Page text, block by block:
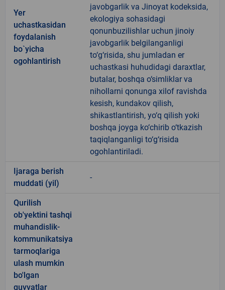
Yer
uchastkasidan
foydalanish
bo`yicha
ogohlantirish
javobgarlik va Jinoyat kodeksida,
ekologiya sohasidagi
qonunbuzilishlar uchun jinoiy
javobgarlik belgilanganligi
to‘g‘risida, shu jumladan er
uchastkasi huhudidagi daraxtlar,
butalar, boshqa o‘simliklar va
nihollarni qonunga xilof ravishda
kesish, kundakov qilish,
shikastlantirish, yo‘q qilish yoki
boshqa joyga ko‘chirib o‘tkazish
taqiqlanganligi to‘g‘risida
ogohlantiriladi.
Ijaraga berish
muddati (yil)
-
Qurilish
ob'yektini tashqi
muhandislik-
kommunikatsiya
tarmoqlariga
ulash mumkin
bo'lgan
quvvatlar